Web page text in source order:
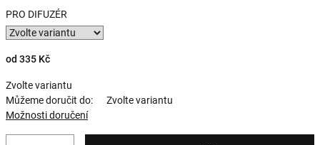
PRO DIFUZÉR
od 335 Kč
Zvolte variantu
Můžeme doručit do:
Zvolte variantu
Možnosti doručení